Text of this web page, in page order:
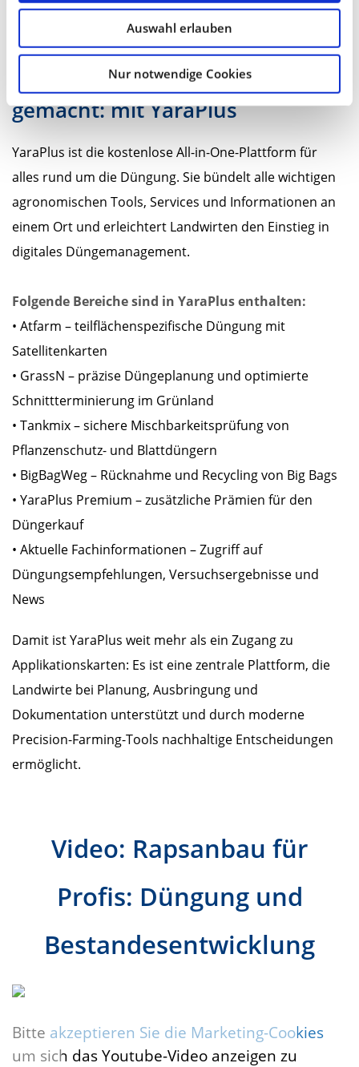
Auswahl erlauben
Nur notwendige Cookies
Düngeverordnung und Reduzierung von N-
Überschüssen.
Precision Farming leicht
gemacht: mit YaraPlus
YaraPlus ist die kostenlose All-in-One-Plattform für
alles rund um die Düngung. Sie bündelt alle wichtigen
agronomischen Tools, Services und Informationen an
einem Ort und erleichtert Landwirten den Einstieg in
digitales Düngemanagement.
Folgende Bereiche sind in YaraPlus enthalten:
• Atfarm – teilflächenspezifische Düngung mit
Satellitenkarten
• GrassN – präzise Düngeplanung und optimierte
Schnittterminierung im Grünland
• Tankmix – sichere Mischbarkeitsprüfung von
Pflanzenschutz- und Blattdüngern
• BigBagWeg – Rücknahme und Recycling von Big Bags
• YaraPlus Premium – zusätzliche Prämien für den
Düngerkauf
• Aktuelle Fachinformationen – Zugriff auf
Düngungsempfehlungen, Versuchsergebnisse und
News
Damit ist YaraPlus weit mehr als ein Zugang zu
Applikationskarten: Es ist eine zentrale Plattform, die
Landwirte bei Planung, Ausbringung und
Dokumentation unterstützt und durch moderne
Precision-Farming-Tools nachhaltige Entscheidungen
ermöglicht.
Video: Rapsanbau für
Profis: Düngung und
Bestandesentwicklung
Bitte akzeptieren Sie die Marketing-Cookies
um sich das Youtube-Video anzeigen zu